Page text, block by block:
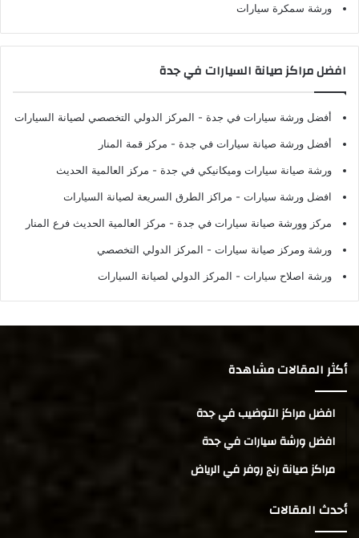
ورشة سمكرة سيارات
افضل مراكز صيانة السيارات في جدة
أفضل ورشة سيارات في جدة - المركز الدولي التخصصي لصيانة السيارات
أفضل ورشة صيانة سيارات في جدة - مركز قمة المنار
ورشة صيانة سيارات وميكانيكي في جدة - مركز العالمية الحديث
افضل ورشة سيارات - مراكز الطرق السريعة لصيانة السيارات
مركز وورشة صيانة سيارات في جدة - مركز العالمية الحديث فرع المنار
ورشة ومركز صيانة سيارات - المركز الدولي التخصصي
ورشة اصلاح سيارات - المركز الدولي لصيانة السيارات
أكثر المقالات مشاهدة
افضل مراكز التوضيب في جدة
افضل ورشة سيارات في جدة
مراكز صيانة رنج روفر في الرياض
أحدث المقالات